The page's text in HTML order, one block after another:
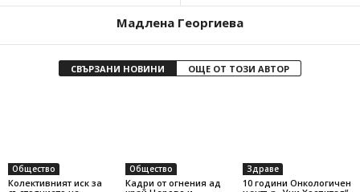
Мадлена Георгиева
СВЪРЗАНИ НОВИНИ ОЩЕ ОТ ТОЗИ АВТОР
Общество
Колективният иск за
Общество
Кадри от огнения ад
Здраве
10 години Онкологичен